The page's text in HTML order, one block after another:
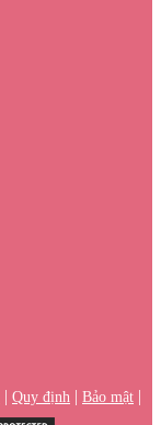
| Quy định | Bảo mật |